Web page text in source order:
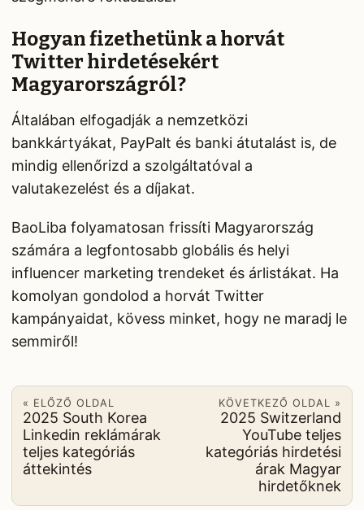
Hogyan fizethetünk a horvát
Twitter hirdetésekért
Magyarországról?
Általában elfogadják a nemzetközi
bankkártyákat, PayPalt és banki átutalást is, de
mindig ellenőrizd a szolgáltatóval a
valutakezelést és a díjakat.
BaoLiba folyamatosan frissíti Magyarország
számára a legfontosabb globális és helyi
influencer marketing trendeket és árlistákat. Ha
komolyan gondolod a horvát Twitter
kampányaidat, kövess minket, hogy ne maradj le
semmiről!
« ELŐZŐ OLDAL
2025 South Korea
Linkedin reklámárak
teljes kategóriás
áttekintés
KÖVETKEZŐ OLDAL »
2025 Switzerland
YouTube teljes
kategóriás hirdetési
árak Magyar
hirdetőknek